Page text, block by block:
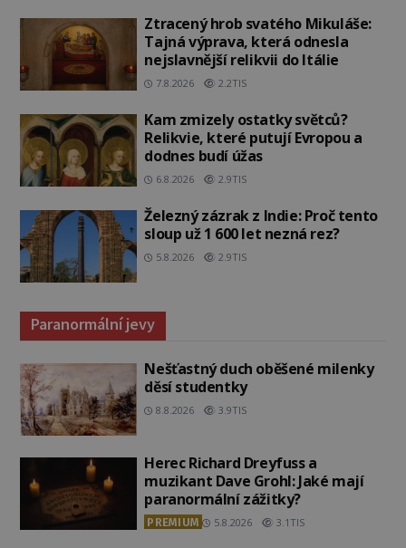
Ztracený hrob svatého Mikuláše:
Tajná výprava, která odnesla
nejslavnější relikvii do Itálie
7.8.2026 2.2TIS
Kam zmizely ostatky světců?
Relikvie, které putují Evropou a
dodnes budí úžas
6.8.2026 2.9TIS
Železný zázrak z Indie: Proč tento
sloup už 1 600 let nezná rez?
5.8.2026 2.9TIS
Paranormální jevy
Nešťastný duch oběšené milenky
děsí studentky
8.8.2026 3.9TIS
Herec Richard Dreyfuss a
muzikant Dave Grohl: Jaké mají
paranormální zážitky?
PREMIUM 5.8.2026 3.1TIS